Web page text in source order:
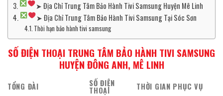
➤ Địa Chỉ Trung Tâm Bảo Hành Tivi Samsung Huyện Mê Linh
➤ Địa Chỉ Trung Tâm Bảo Hành Tivi Samsung Tại Sóc Sơn
Thời hạn bảo hành tivi samsung
SỐ ĐIỆN THOẠI TRUNG TÂM BẢO HÀNH TIVI SAMSUNG
HUYỆN ĐÔNG ANH, MÊ LINH
TỔNG ĐÀI SỐ ĐIỆN
THOẠI THỜI GIAN PHỤC VỤ